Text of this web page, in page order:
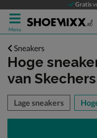
Gratis
Menu
Sneakers
Hoge
van Skechers
over
Lage sneakers